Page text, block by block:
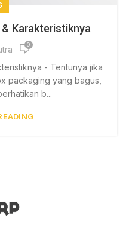
Karakteristiknya
0
- Tentunya jika
packaging yang bagus,
b...